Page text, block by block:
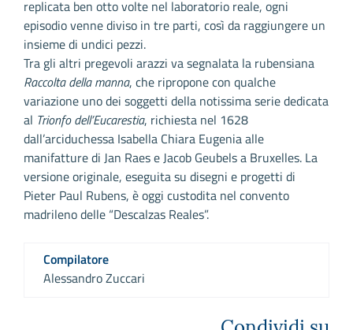
replicata ben otto volte nel laboratorio reale, ogni
episodio venne diviso in tre parti, così da raggiungere un
insieme di undici pezzi.
Tra gli altri pregevoli arazzi va segnalata la rubensiana
Raccolta della manna, che ripropone con qualche
variazione uno dei soggetti della notissima serie dedicata
al Trionfo dell’Eucarestia, richiesta nel 1628
dall’arciduchessa Isabella Chiara Eugenia alle
manifatture di Jan Raes e Jacob Geubels a Bruxelles. La
versione originale, eseguita su disegni e progetti di
Pieter Paul Rubens, è oggi custodita nel convento
madrileno delle “Descalzas Reales”.
Compilatore
Alessandro Zuccari